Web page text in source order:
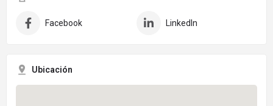
Facebook LinkedIn
Ubicación